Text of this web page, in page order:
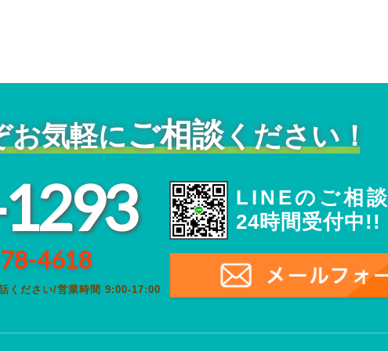
お気軽にご相談ください！
4618
ください/営業時間 9:00-17:00
LINEのご相談
24時間受付中!!